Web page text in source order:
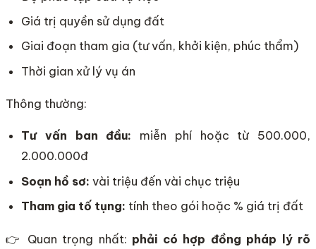
Giá trị quyền sử dụng đất
Giai đoạn tham gia (tư vấn, khởi kiện, phúc thẩm)
Thời gian xử lý vụ án
Thông thường:
Tư vấn ban đầu: miễn phí hoặc từ 500.000,
2.000.000đ
Soạn hồ sơ: vài triệu đến vài chục triệu
Tham gia tố tụng: tính theo gói hoặc % giá trị đất
👉 Quan trọng nhất: phải có hợp đồng pháp lý rõ